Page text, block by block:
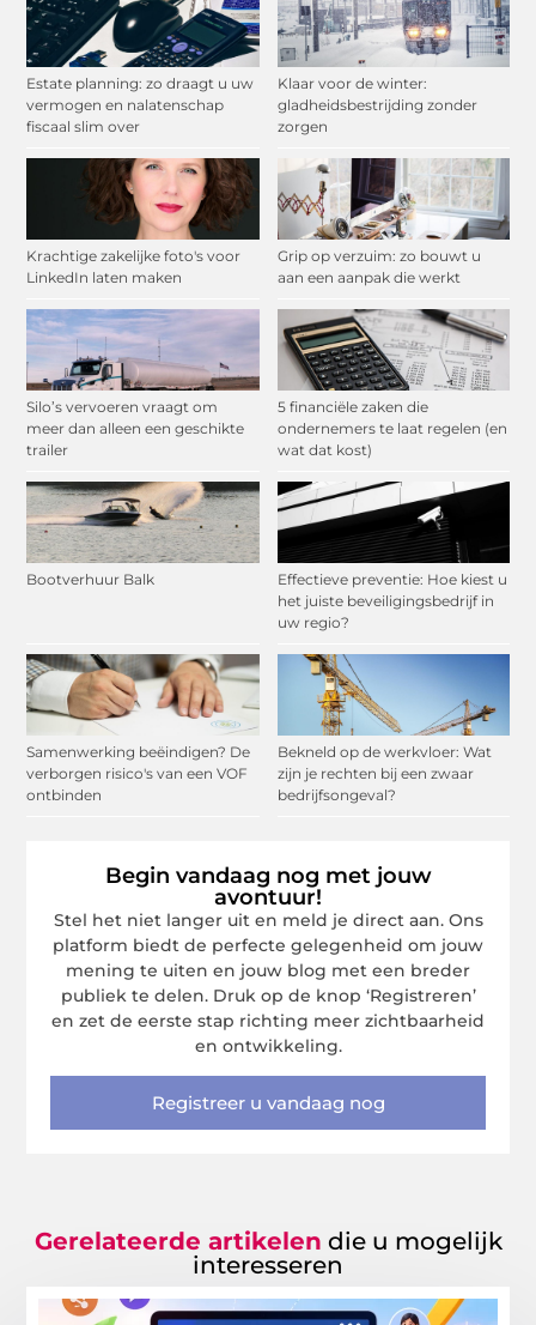
Estate planning: zo draagt u uw
vermogen en nalatenschap
fiscaal slim over
Klaar voor de winter:
gladheidsbestrijding zonder
zorgen
Krachtige zakelijke foto's voor
LinkedIn laten maken
Grip op verzuim: zo bouwt u
aan een aanpak die werkt
Silo’s vervoeren vraagt om
meer dan alleen een geschikte
trailer
5 financiële zaken die
ondernemers te laat regelen (en
wat dat kost)
Bootverhuur Balk
Effectieve preventie: Hoe kiest u
het juiste beveiligingsbedrijf in
uw regio?
Samenwerking beëindigen? De
verborgen risico's van een VOF
ontbinden
Bekneld op de werkvloer: Wat
zijn je rechten bij een zwaar
bedrijfsongeval?
Begin vandaag nog met jouw
avontuur!
Stel het niet langer uit en meld je direct aan. Ons
platform biedt de perfecte gelegenheid om jouw
mening te uiten en jouw blog met een breder
publiek te delen. Druk op de knop ‘Registreren’
en zet de eerste stap richting meer zichtbaarheid
en ontwikkeling.
Registreer u vandaag nog
Gerelateerde artikelen die u mogelijk
interesseren